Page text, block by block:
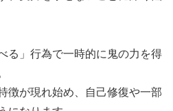
る」行為で一時的に鬼の力を得
徴が現れ始め、自己修復や一部